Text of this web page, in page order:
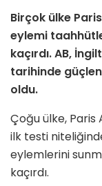
Birçok ülke
eylemi
kaçırdı.AB,
tarihinde
oldu.
Çoğu ülke, Paris
ilk testi
eylemlerini
kaçırdı.